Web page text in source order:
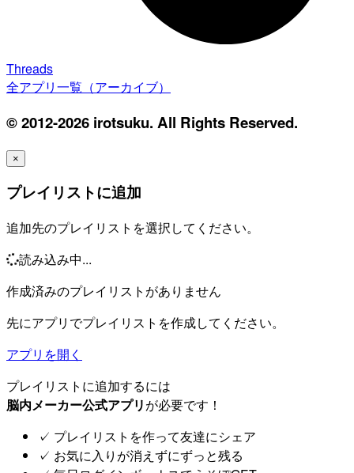
Threads
全アプリ一覧（アーカイブ）
© 2012-2026 irotsuku. All Rights Reserved.
×
プレイリストに追加
追加先のプレイリストを選択してください。
読み込み中...
作成済みのプレイリストがありません
先にアプリでプレイリストを作成してください。
アプリを開く
プレイリストに追加するには
脳内メーカー公式アプリが必要です！
✓ プレイリストを作って友達にシェア
✓ お気に入りが消えずにずっと残る